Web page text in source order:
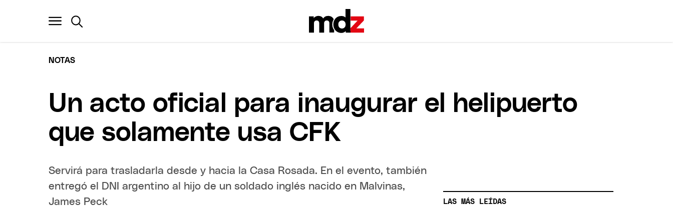
NOTAS
Un acto oficial para inaugurar el helipuerto
que solamente usa CFK
Servirá para trasladarla desde y hacia la Casa Rosada. En el evento, también
entregó el DNI argentino al hijo de un soldado inglés nacido en Malvinas,
James Peck
LAS MÁS LEÍDAS